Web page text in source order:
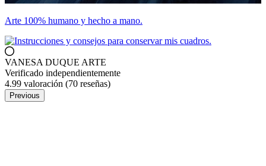
Arte 100% humano y hecho a mano.
VANESA DUQUE ARTE
Verificado independientemente
4.99 valoración (70 reseñas)
Previous